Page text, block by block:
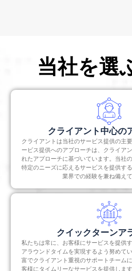
に提出する必要があります。
年次総会の開催には21日間の明確な
したがって、この遵守を確保する
基づく法定監査を実施する必要があ
務監査の期日は、翌会計年度の9月
し、2019-20会計年度については、
で延長されます。
当社を選
クライアント中心の
クライアントは当社のサービス提供の主
ービス提供へのアプローチは、クライア
れたアプローチに基づいています。当社
特定のニーズに応えるサービスを提供す
業界での経験を兼ね備えて
クイックターンア
私たちは常に、お客様にサービスを提供
アラウンドタイムを実現するよう努めて
富でクライアント重視のサポートチーム
客様にタイムリーなサービスを提供しま